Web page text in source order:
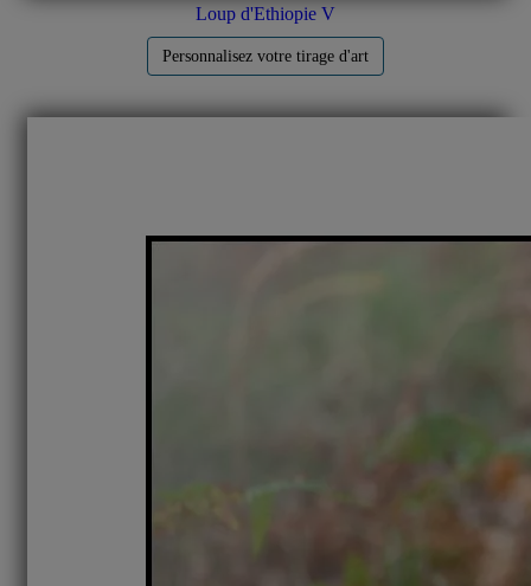
Loup d'Ethiopie V
Personnalisez votre tirage d'art